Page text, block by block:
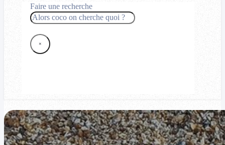
Faire une recherche
Rechercher
×